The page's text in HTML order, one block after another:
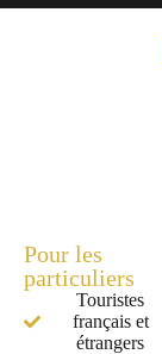
Pour les
particuliers
Touristes
français et
étrangers